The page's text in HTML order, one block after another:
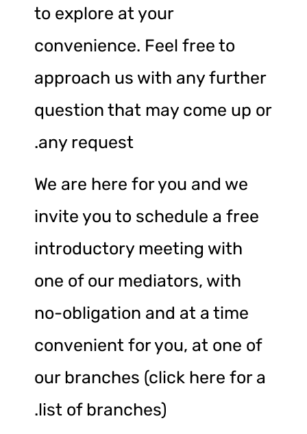
to explore at your
convenience. Feel free to
approach us with any further
question that may come up or
any request.
We are here for you and we
invite you to schedule a free
introductory meeting with
one of our mediators, with
no-obligation and at a time
convenient for you, at one of
our branches (click here for a
list of branches).